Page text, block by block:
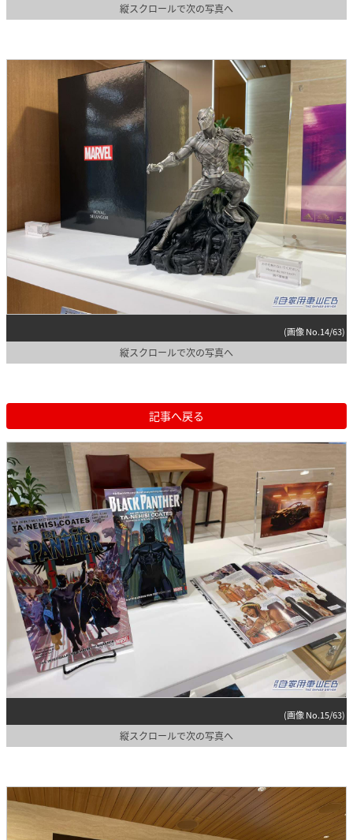
縦スクロールで次の写真へ
(画像 No.14/63)
縦スクロールで次の写真へ
記事へ戻る
(画像 No.15/63)
縦スクロールで次の写真へ